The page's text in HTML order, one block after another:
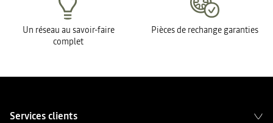
Un réseau au savoir-faire
complet
Pièces de rechange garanties
Services clients